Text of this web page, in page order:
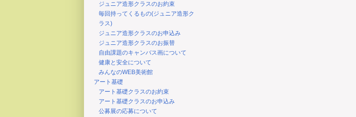
ジュニア造形クラスのお約束
毎回持ってくるもの(ジュニア造形ク
ラス)
ジュニア造形クラスのお申込み
ジュニア造形クラスのお振替
自由課題のキャンバス画について
健康と安全について
みんなのWEB美術館
アート基礎
アート基礎クラスのお約束
アート基礎クラスのお申込み
公募展の応募について